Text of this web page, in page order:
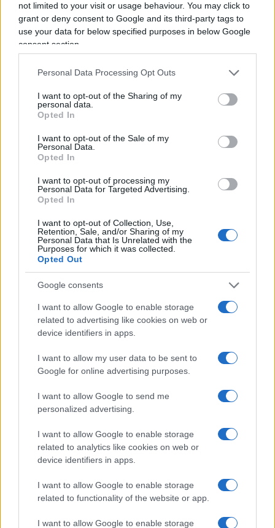
not limited to your visit or usage behaviour. You may click to
grant or deny consent to Google and its third-party tags to
use your data for below specified purposes in below Google
consent section.
Personal Data Processing Opt Outs
I want to opt-out of the Sharing of my
personal data.
Opted In
I want to opt-out of the Sale of my
Personal Data.
Opted In
I want to opt-out of processing my
Personal Data for Targeted Advertising.
Opted In
I want to opt-out of Collection, Use,
Retention, Sale, and/or Sharing of my
Personal Data that Is Unrelated with the
Purposes for which it was collected.
Opted Out
Google consents
I want to allow Google to enable storage
related to advertising like cookies on web or
device identifiers in apps.
I want to allow my user data to be sent to
Google for online advertising purposes.
I want to allow Google to send me
personalized advertising.
I want to allow Google to enable storage
related to analytics like cookies on web or
device identifiers in apps.
I want to allow Google to enable storage
related to functionality of the website or app.
I want to allow Google to enable storage
della storia del capitalismo in questo periodo
storico che, tra pandemia prima e guerre poi, ha
visto stravolto l’ordine mondiale. Tuttavia, dati alla
storica ha raggiunto un benessere superiore
«Negli ultimi due secoli la proporzione di chi
versa in condizioni di povertà estrema si è
a meno di 1 su 10. Nel 1800 appena il 12% degli
abitanti della Terra sapeva leggere e scrivere;
oggi, più o meno, quella è la quota di chi non sa
farlo. L’aspettativa di vita globale è aumentata da
infantile è diminuita grossomodo del 90%».
Per acquistare il libro clicca qui
E proprio per questo un tale sistema è il più
morale:solleva tutti verso l’alto, così come il
comunismo tendeva a spingere tutti verso il
basso. E anche per i fanatici
Norberg mostra con chiarezza come più un Paese
è sviluppato maggiore è la sua capacità di ridurre
il proprio impatto ambientale. Tra i moltissimi
dati e storie che troverete nel libro, davvero
esaustivo, c’è però un particolare punto teorico
che Norberg sottolinea.Il capitalismo liberale è
morale perché permette di arricchirsi
valore per tutti gli altri. «A mio avviso, e proprio